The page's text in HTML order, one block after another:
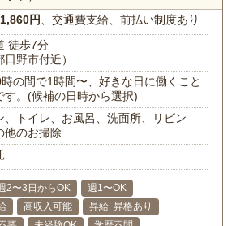
円 、交通費支給、前払い制度あり
徒歩7分
日野市付近）
の間で1時間〜、好きな日に働くこと
す。(候補の日時から選択)
、トイレ、お風呂、洗面所、リビン
他のお掃除
2〜3日からOK
週1〜OK
高収入可能
昇給･昇格あり